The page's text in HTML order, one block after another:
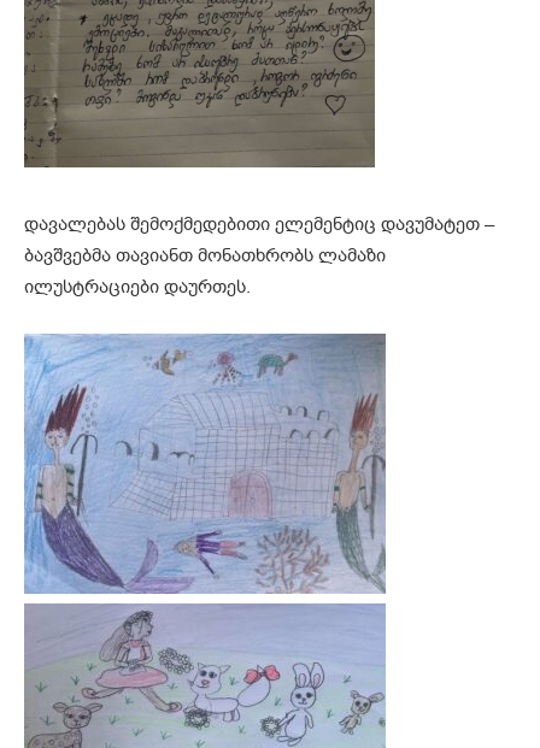
დავალებას შემოქმედებითი ელემენტიც დავუმატეთ –
ბავშვებმა თავიანთ მონათხრობს ლამაზი
ილუსტრაციები დაურთეს.